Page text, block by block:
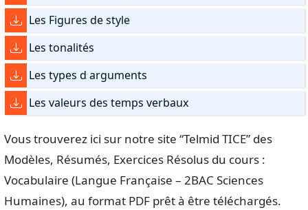
Les Figures de style
Les tonalités
Les types d arguments
Les valeurs des temps verbaux
Vous trouverez ici sur notre site “Telmid TICE” des
Modèles, Résumés, Exercices Résolus du cours :
Vocabulaire (Langue Française – 2BAC Sciences
Humaines), au format PDF prêt à être téléchargés.